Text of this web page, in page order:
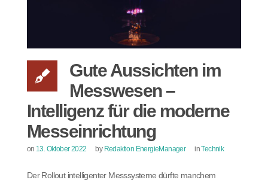
Gute Aussichten im
Messwesen –
Intelligenz für die moderne
Messeinrichtung
on 13. Oktober 2022 by Redaktion EnergieManager inTechnik
Der Rollout intelligenter Messsysteme dürfte manchem